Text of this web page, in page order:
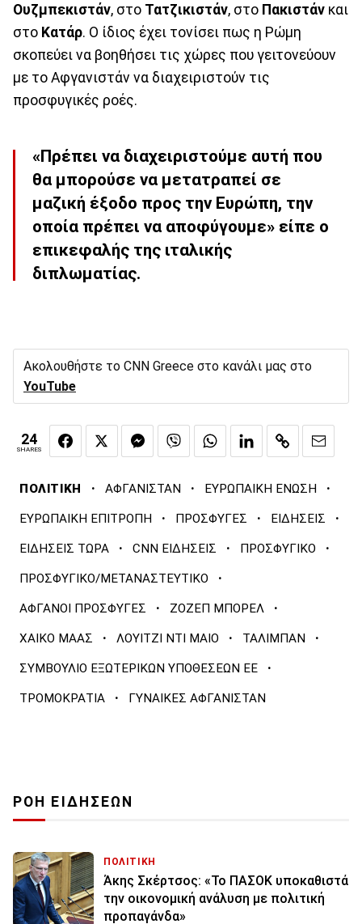
Ουζμπεκιστάν, στο Τατζικιστάν, στο Πακιστάν και
στο Κατάρ. Ο ίδιος έχει τονίσει πως η Ρώμη
σκοπεύει να βοηθήσει τις χώρες που γειτονεύουν
με το Αφγανιστάν να διαχειριστούν τις
προσφυγικές ροές.
«Πρέπει να διαχειριστούμε αυτή που
θα μπορούσε να μετατραπεί σε
μαζική έξοδο προς την Ευρώπη, την
οποία πρέπει να αποφύγουμε» είπε ο
επικεφαλής της ιταλικής
διπλωματίας.
Ακολουθήστε το CNN Greece στο κανάλι μας στο
YouTube
24
SHARES
ΠΟΛΙΤΙΚΗ · ΑΦΓΑΝΙΣΤΑΝ · ΕΥΡΩΠΑΙΚΗ ΕΝΩΣΗ ·
ΕΥΡΩΠΑΙΚΗ ΕΠΙΤΡΟΠΗ · ΠΡΟΣΦΥΓΕΣ · ΕΙΔΗΣΕΙΣ ·
ΕΙΔΗΣΕΙΣ ΤΩΡΑ · CNN ΕΙΔΗΣΕΙΣ · ΠΡΟΣΦΥΓΙΚΟ ·
ΠΡΟΣΦΥΓΙΚΟ/ΜΕΤΑΝΑΣΤΕΥΤΙΚΟ ·
ΑΦΓΑΝΟΙ ΠΡΟΣΦΥΓΕΣ · ΖΟΖΕΠ ΜΠΟΡΕΛ ·
ΧΑΙΚΟ ΜΑΑΣ · ΛΟΥΙΤΖΙ ΝΤΙ ΜΑΙΟ · ΤΑΛΙΜΠΑΝ ·
ΣΥΜΒΟΥΛΙΟ ΕΞΩΤΕΡΙΚΩΝ ΥΠΟΘΕΣΕΩΝ ΕΕ ·
ΤΡΟΜΟΚΡΑΤΙΑ · ΓΥΝΑΙΚΕΣ ΑΦΓΑΝΙΣΤΑΝ
ΡΟΗ ΕΙΔΗΣΕΩΝ
ΠΟΛΙΤΙΚΗ
Άκης Σκέρτσος: «Το ΠΑΣΟΚ υποκαθιστά
την οικονομική ανάλυση με πολιτική
προπαγάνδα»